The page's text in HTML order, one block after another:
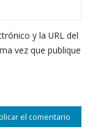
y la URL del
vez que publique